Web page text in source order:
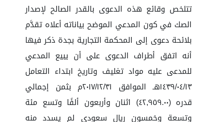
تتلخص وقائع هذه الدعوى بالقدر الصالح لإصدار
الصك في كون المدعي الموضح بياناته أعلاه تقدَّم
بلائحة دعوى إلى المحكمة التجارية بجدة ذكر فيها
أنه اتفق أطراف الدعوى على أن يبيع المدعي
للمدعى عليه مواد تغليف وتاريخ ابتداء التعامل
١٤٣٩/٠٤/١٣هـ الموافق ٢٠١٧/١٢/٣١م بثمن إجمالي
قدره (٤٢,٩٥٩.٠٠) اثنان وأربعون ألفًا وتسع مئة
وتسعة وخمسون ريال سعودي لم يسدد منه